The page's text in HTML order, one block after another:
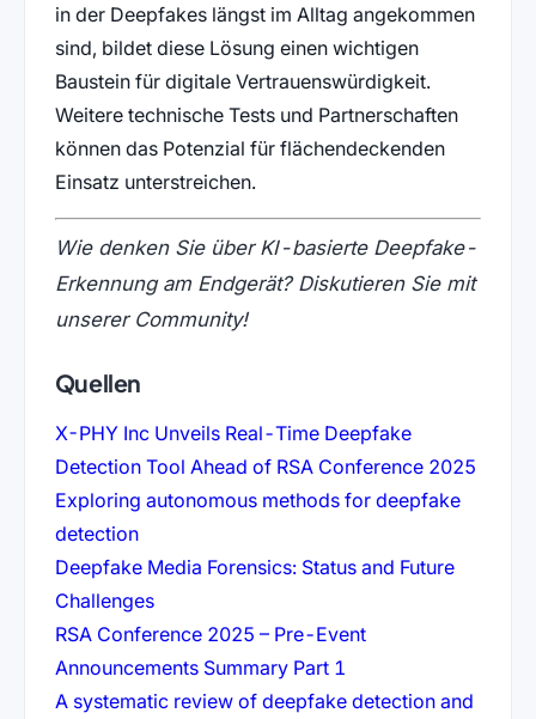
in der Deepfakes längst im Alltag angekommen
sind, bildet diese Lösung einen wichtigen
Baustein für digitale Vertrauenswürdigkeit.
Weitere technische Tests und Partnerschaften
können das Potenzial für flächendeckenden
Einsatz unterstreichen.
Wie denken Sie über KI-basierte Deepfake-
Erkennung am Endgerät? Diskutieren Sie mit
unserer Community!
Quellen
X-PHY Inc Unveils Real-Time Deepfake
Detection Tool Ahead of RSA Conference 2025
Exploring autonomous methods for deepfake
detection(öffnet in neuem Tab)
Deepfake Media Forensics: Status and Future
Challenges(öffnet in neuem Tab)
RSA Conference 2025 – Pre-Event
Announcements Summary Part 1(öffnet in neuem Tab)
A systematic review of deepfake detection and